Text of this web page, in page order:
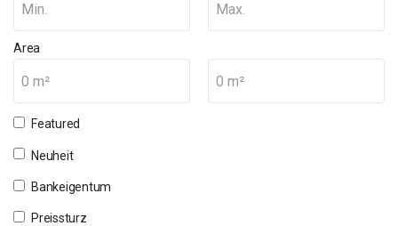
Min. Max.
Area
0 m² 0 m²
Featured
Neuheit
Bankeigentum
Preissturz